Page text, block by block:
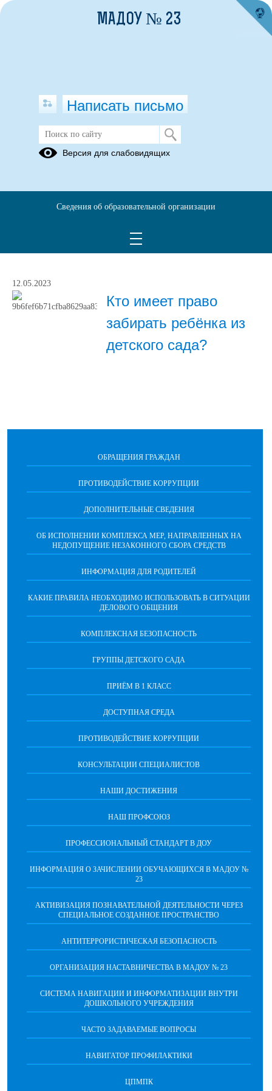
Часто задаваемые вопросы
Памятка "Как записать
ребенка в детский
сад"
12.05.2023
Кто имеет право
забирать ребёнка из
детского сада?
ОБРАЩЕНИЯ ГРАЖДАН
ПРОТИВОДЕЙСТВИЕ КОРРУПЦИИ
ДОПОЛНИТЕЛЬНЫЕ СВЕДЕНИЯ
ОБ ИСПОЛНЕНИИ КОМПЛЕКСА МЕР, НАПРАВЛЕННЫХ НА
НЕДОПУЩЕНИЕ НЕЗАКОННОГО СБОРА СРЕДСТВ
ИНФОРМАЦИЯ ДЛЯ РОДИТЕЛЕЙ
КАКИЕ ПРАВИЛА НЕОБХОДИМО ИСПОЛЬЗОВАТЬ В СИТУАЦИИ
ДЕЛОВОГО ОБЩЕНИЯ
КОМПЛЕКСНАЯ БЕЗОПАСНОСТЬ
ГРУППЫ ДЕТСКОГО САДА
ПРИЁМ В 1 КЛАСС
ДОСТУПНАЯ СРЕДА
ПРОТИВОДЕЙСТВИЕ КОРРУПЦИИ
КОНСУЛЬТАЦИИ СПЕЦИАЛИСТОВ
НАШИ ДОСТИЖЕНИЯ
НАШ ПРОФСОЮЗ
ПРОФЕССИОНАЛЬНЫЙ СТАНДАРТ В ДОУ
ИНФОРМАЦИЯ О ЗАЧИСЛЕНИИ ОБУЧАЮЩИХСЯ В МАДОУ №
23
АКТИВИЗАЦИЯ ПОЗНАВАТЕЛЬНОЙ ДЕЯТЕЛЬНОСТИ ЧЕРЕЗ
СПЕЦИАЛЬНОЕ СОЗДАННОЕ ПРОСТРАНСТВО
АНТИТЕРРОРИСТИЧЕСКАЯ БЕЗОПАСНОСТЬ
ОРГАНИЗАЦИЯ НАСТАВНИЧЕСТВА В МАДОУ № 23
СИСТЕМА НАВИГАЦИИ И ИНФОРМАТИЗАЦИИ ВНУТРИ
ДОШКОЛЬНОГО УЧРЕЖДЕНИЯ
ЧАСТО ЗАДАВАЕМЫЕ ВОПРОСЫ
НАВИГАТОР ПРОФИЛАКТИКИ
ЦПМПК
МАДОУ № 23
Написать письмо
Версия для слабовидящих
Сведения об образовательной организации